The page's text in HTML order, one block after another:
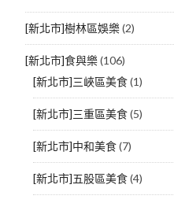
[新北市]樹林區娛樂(2)
[新北市]食與樂(106)
[新北市]三峽區美食(1)
[新北市]三重區美食(5)
[新北市]中和美食(7)
[新北市]五股區美食(4)